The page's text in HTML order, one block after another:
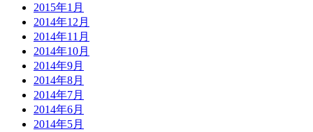
2015年1月
2014年12月
2014年11月
2014年10月
2014年9月
2014年8月
2014年7月
2014年6月
2014年5月